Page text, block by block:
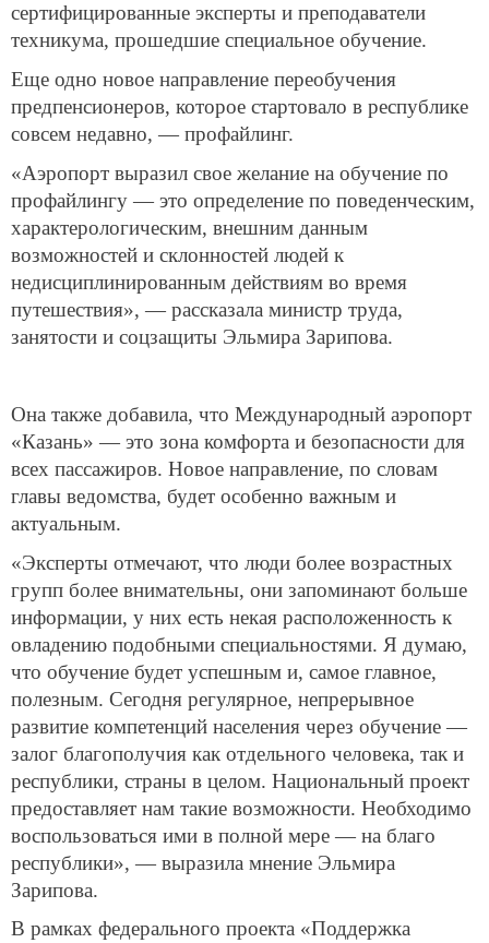
сертифицированные эксперты и преподаватели
техникума, прошедшие специальное обучение.
Еще одно новое направление переобучения
предпенсионеров, которое стартовало в республике
совсем недавно, — профайлинг.
«Аэропорт выразил свое желание на обучение по
профайлингу — это определение по поведенческим,
характерологическим, внешним данным
возможностей и склонностей людей к
недисциплинированным действиям во время
путешествия», — рассказала министр труда,
занятости и соцзащиты Эльмира Зарипова.
Она также добавила, что Международный аэропорт
«Казань» — это зона комфорта и безопасности для
всех пассажиров. Новое направление, по словам
главы ведомства, будет особенно важным и
актуальным.
«Эксперты отмечают, что люди более возрастных
групп более внимательны, они запоминают больше
информации, у них есть некая расположенность к
овладению подобными специальностями. Я думаю,
что обучение будет успешным и, самое главное,
полезным. Сегодня регулярное, непрерывное
развитие компетенций населения через обучение —
залог благополучия как отдельного человека, так и
республики, страны в целом. Национальный проект
предоставляет нам такие возможности. Необходимо
воспользоваться ими в полной мере — на благо
республики», — выразила мнение Эльмира
Зарипова.
В рамках федерального проекта «Поддержка